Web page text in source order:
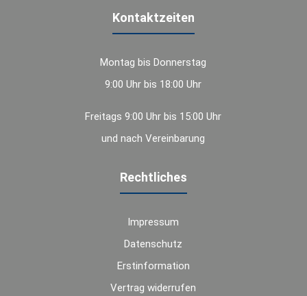
Kontaktzeiten
Montag bis Donnerstag
9:00 Uhr bis 18:00 Uhr
Freitags 9:00 Uhr bis 15:00 Uhr
und nach Vereinbarung
Rechtliches
Impressum
Datenschutz
Erstinformation
Vertrag widerrufen